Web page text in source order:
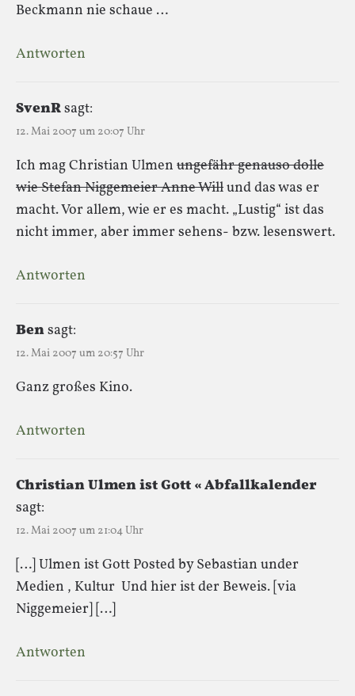
Beckmann nie schaue …
Antworten
SvenRsagt:
12. Mai 2007 um 20:07 Uhr
Ich mag Christian Ulmen ungefähr genauso dolle
wie Stefan Niggemeier Anne Willund das was er
macht. Vor allem, wie er es macht. „Lustig“ ist das
nicht immer, aber immer sehens- bzw. lesenswert.
Antworten
Bensagt:
12. Mai 2007 um 20:57 Uhr
Ganz großes Kino.
Antworten
Christian Ulmen ist Gott « Abfallkalender
sagt:
12. Mai 2007 um 21:04 Uhr
[…] Ulmen ist Gott Posted by Sebastian under
Medien , Kultur Und hier ist der Beweis. [via
Niggemeier] […]
Antworten